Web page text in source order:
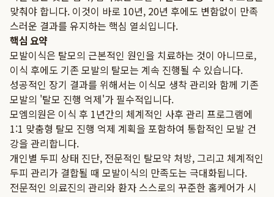
맞춰야 합니다. 이것이 바로 10년, 20년 후에도 변함없이 만족
스러운 결과를 유지하는 핵심 열쇠입니다.
핵심 요약
모발이식은 탈모의 근본적인 원인을 치료하는 것이 아니므로,
이식 후에도 기존 모발의 탈모는 계속 진행될 수 있습니다.
성공적인 장기 결과를 위해서는 이식모 생착 관리와 함께 기존
모발의 '탈모 진행 억제'가 필수적입니다.
모엠의원은 이식 후 1년간의 체계적인 사후 관리 프로그램에
1:1 맞춤형 탈모 진행 억제 계획을 포함하여 통합적인 모발 건
강을 관리합니다.
개인별 두피 상태 진단, 전문적인 탈모약 처방, 그리고 체계적인
두피 관리가 결합될 때 모발이식의 만족도는 극대화됩니다.
전문적인 의료진의 관리와 환자 스스로의 꾸준한 홈케어가 시